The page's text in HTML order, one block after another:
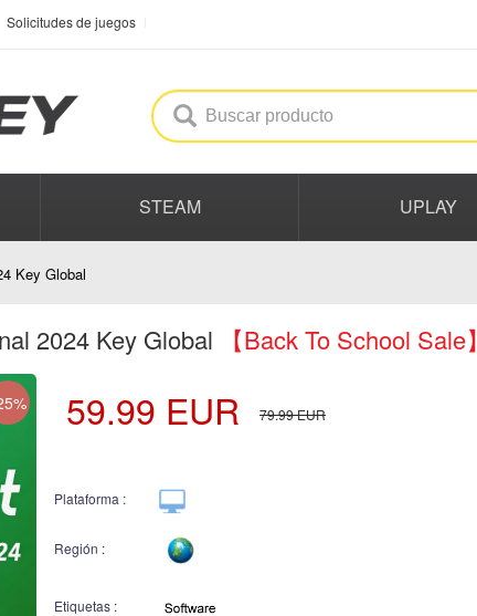
Solicitudes de juegos
STEAM UPLAY
Key Global
2024 Key Global 【Back To School Sale】
59.99 EUR 79.99EUR
Plataforma :
Región :
Etiquetas :